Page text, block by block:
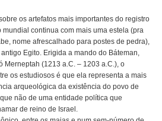
os artefatos mais importantes do registro
mundial continua com mais uma estela (pra
nome afrescalhado para postes de pedra),
Egito. Erigida a mando do Báteman,
Merneptah (1213 a.C. – 1203 a.C.), o
os estudiosos é que ela representa a mais
arqueológica da existência do povo de
não de uma entidade política que
de reino de Israel.